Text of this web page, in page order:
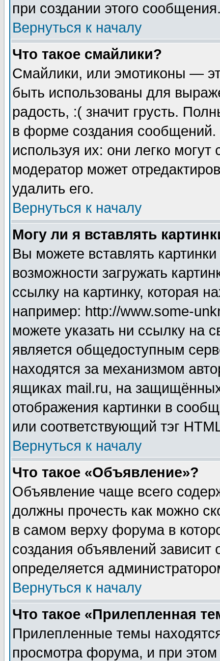
при создании этого
Вернуться к началу
Что такое смайлики?
Смайлики, или эмотиконы —
быть использованы для
радость, :( значит грусть.
в форме создания сообщений.
используя их: они легко
модератор может
удалить его.
Вернуться к началу
Могу ли я вставлять
Вы можете вставлять
возможности загружать
ссылку на картинку, которая
например: http://www.some-
можете указать ни ссылку на
является общедоступным
находятся за механизмом
ящиках mail.ru, на
отображения картинки в
или соответствующий тэг
Вернуться к началу
Что такое «Объявление»?
Объявление чаще всего
должны прочесть как можно
в самом верху форума в
создания объявлений зависит
определяется
Вернуться к началу
Что такое «Прилепленная
Прилепленные темы
просмотра форума, и при